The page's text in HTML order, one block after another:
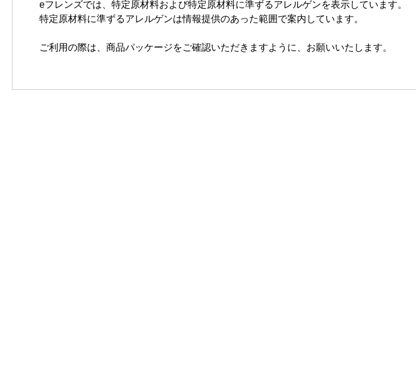
eフレンズでは、特定原材料および特定原材料に準ずるアレルゲンを表示しています。
特定原材料に準ずるアレルゲンは情報提供のあった範囲で案内しています。
ご利用の際は、商品パッケージをご確認いただきますように、お願いいたします。